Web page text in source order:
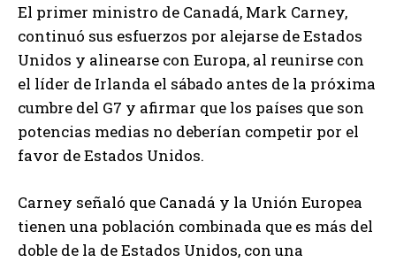
El primer ministro de Canadá, Mark Carney,
continuó sus esfuerzos por alejarse de Estados
Unidos y alinearse con Europa, al reunirse con
el líder de Irlanda el sábado antes de la próxima
cumbre del G7 y afirmar que los países que son
potencias medias no deberían competir por el
favor de Estados Unidos.
Carney señaló que Canadá y la Unión Europea
tienen una población combinada que es más del
doble de la de Estados Unidos, con una